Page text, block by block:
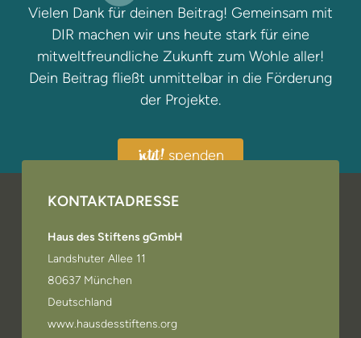
Vielen Dank für deinen Beitrag! Gemeinsam mit
DIR machen wir uns heute stark für eine
mitweltfreundliche Zukunft zum Wohle aller!
Dein Beitrag fließt unmittelbar in die Förderung
der Projekte.
jetzt! spenden
KONTAKTADRESSE
Haus des Stiftens gGmbH
Landshuter Allee 11
80637 München
Deutschland
www.hausdesstiftens.org